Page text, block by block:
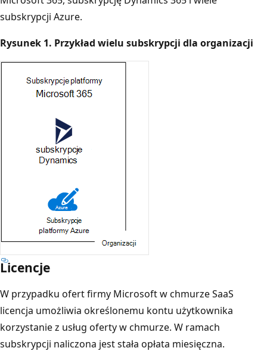
subskrypcji Azure.
Rysunek 1. Przykład wielu subskrypcji dla organizacji
Licencje
W przypadku ofert firmy Microsoft w chmurze SaaS
licencja umożliwia określonemu kontu użytkownika
korzystanie z usług oferty w chmurze. W ramach
subskrypcji naliczona jest stała opłata miesięczna.